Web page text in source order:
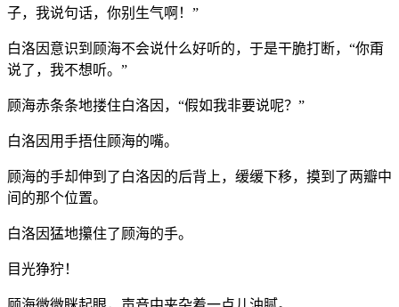
子，我说句话，你别生气啊！”
白洛因意识到顾海不会说什么好听的，于是干脆打断，“你甭
说了，我不想听。”
顾海赤条条地搂住白洛因，“假如我非要说呢？”
白洛因用手捂住顾海的嘴。
顾海的手却伸到了白洛因的后背上，缓缓下移，摸到了两瓣中
间的那个位置。
白洛因猛地攥住了顾海的手。
目光狰狞！